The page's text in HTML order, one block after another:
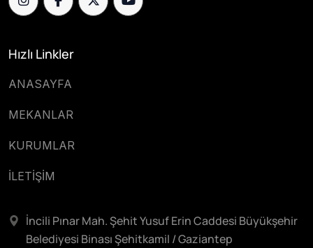
Hızlı Linkler
ANASAYFA
MEKANLAR
KURUMLAR
İLETİŞİM
İncili Pınar Mah. Şehit Yusuf Erin Caddesi Büyükşehir
Belediyesi Binası Şehitkamil / Gaziantep